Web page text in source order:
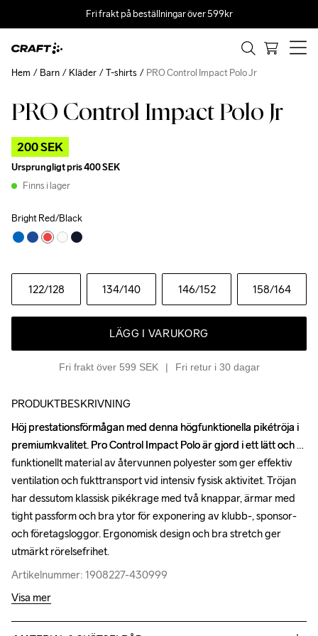
Fri frakt på beställningar över 599kr
PRO Control Impact Polo Jr
200 SEK
Ursprungligt pris400 SEK
Finns i lager
Bright Red/Black
122/128 134/140 146/152 158/164
LÄGG I VARUKORG
Fri frakt över 599 SEK Fri retur i 30 dagar
Hem Barn Kläder T-shirts PRO Control Impact Polo Jr
Outlet Recycled
PRODUKTBESKRIVNING
Höj prestationsförmågan med denna högfunktionella pikétröja i
premiumkvalitet. Pro Control Impact Polo är gjord i ett lätt och
funktionellt material av återvunnen polyester som ger effektiv
ventilation och fukttransport vid intensiv fysisk aktivitet. Tröjan
har dessutom klassisk pikékrage med två knappar, ärmar med
tight passform och bra ytor för exponering av klubb-, sponsor-
och företagsloggor. Ergonomisk design och bra stretch ger
utmärkt rörelsefrihet.
Artikelnummer: 1908227-430999
Höj prestationsförmågan med denna högfunktionella pikétröja i
premiumkvalitet. Pro Control Impact Polo är gjord i ett lätt och
funktionellt material av återvunnen polyester som ger effektiv
ventilation och fukttransport vid intensiv fysisk aktivitet. Tröjan
har dessutom klassisk pikékrage med två knappar, ärmar med
tight passform och bra ytor för exponering av klubb-, sponsor-
och företagsloggor. Ergonomisk design och bra stretch ger
utmärkt rörelsefrihet.
Artikelnummer: 1908227-430999
Visa mer